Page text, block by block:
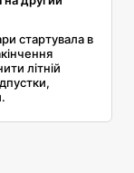
стартувала в
літній